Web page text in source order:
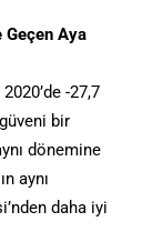
Geçen Aya
-27,7
bir
dönemine
aynı
daha iyi